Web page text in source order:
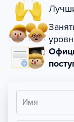
Имя